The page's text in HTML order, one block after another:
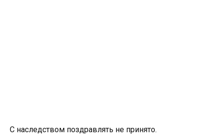
С наследством поздравлять не принято.